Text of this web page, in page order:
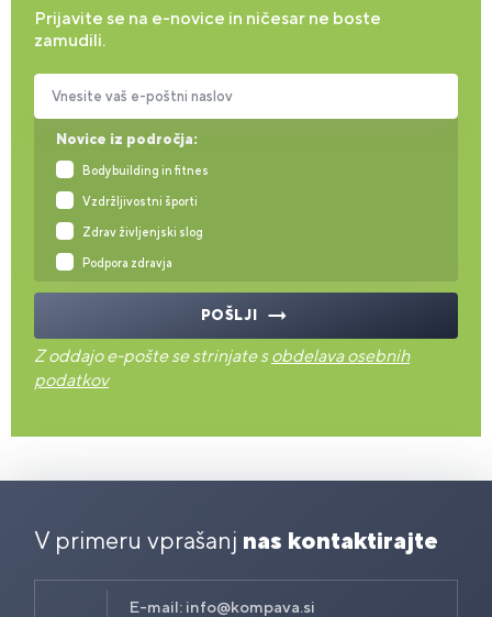
Prijavite se na e-novice in ničesar ne boste
zamudili.
Novice iz področja:
Bodybuilding in fitnes
Vzdržljivostni športi
Zdrav življenjski slog
Podpora zdravja
Vnesite vaš e-poštni naslov
POŠLJI
Z oddajo e-pošte se strinjate sobdelava osebnih
podatkov
V primeru vprašanj nas kontaktirajte
E-mail: info@kompava.si